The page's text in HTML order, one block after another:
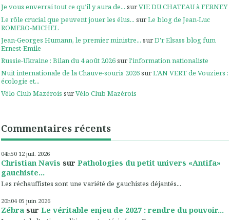
Je vous enverrai tout ce qu’il y aura de... surVIE DU CHATEAU à FERNEY
Le rôle crucial que peuvent jouer les élus... surLe blog de Jean-Luc
ROMERO-MICHEL
Jean-Georges Humann, le premier ministre... surD'r Elsass blog fum
Ernest-Emile
Russie-Ukraine : Bilan du 4 août 2026surl'information nationaliste
Nuit internationale de la Chauve-souris 2026surL'AN VERT de Vouziers :
écologie et...
Vélo Club Mazérois surVélo Club Mazèrois
Commentaires récents
04h50 12 juil. 2026
Christian Navis sur Pathologies du petit univers «Antifa»
gauchiste...
Les réchauffistes sont une variété de gauchistes déjantés...
20h04 05 juin 2026
Zébra sur Le véritable enjeu de 2027 : rendre du pouvoir...